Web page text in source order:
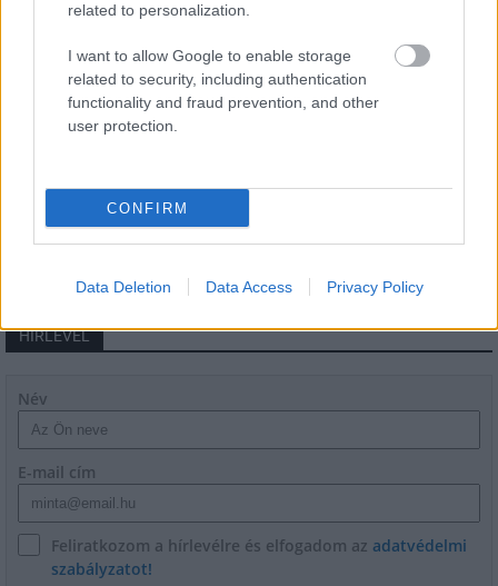
related to personalization.
I want to allow Google to enable storage
related to security, including authentication
functionality and fraud prevention, and other
user protection.
CONFIRM
Data Deletion Data Access Privacy Policy
Flórián téri felüljárón
árnyékában?
HÍRLEVÉL
Név
E-mail cím
Feliratkozom a hírlevélre és elfogadom az adatvédelmi
szabályzatot!